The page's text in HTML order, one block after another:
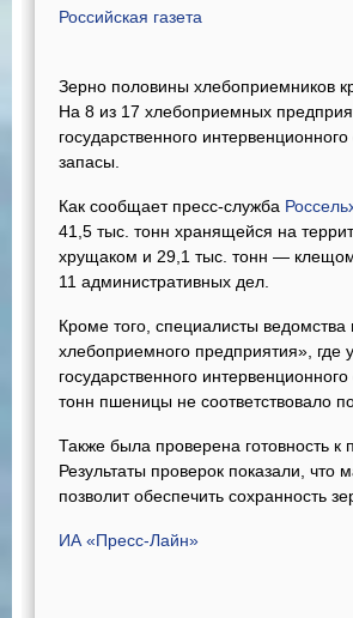
Российская газета
Зерно половины хлебоприемников
На 8 из 17 хлебоприемных
государственного
запасы.
Как сообщает пресс-служба
41,5 тыс. тонн хранящейся на
хрущаком и 29,1 тыс. тонн —
11 административных дел.
Кроме того, специалисты
хлебоприемного предприятия», где
государственного
тонн пшеницы не соответствовало
Также была проверена готовность
Результаты проверок показали, что
позволит обеспечить сохранность
ИА «Пресс-Лайн»